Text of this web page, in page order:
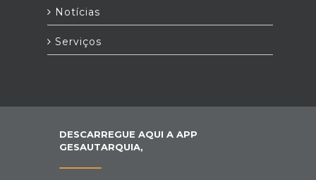
Notícias
Serviços
DESCARREGUE AQUI A APP
GESAUTARQUIA,